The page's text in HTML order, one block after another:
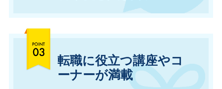
転職に役立つ講座やコ
ーナーが満載